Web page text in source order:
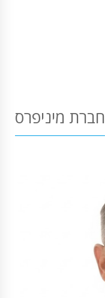
חברת מיניפרס